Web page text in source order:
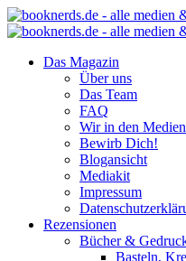
Das Magazin
Über uns
Das Team
FAQ
Wir in den Medien
Bewirb Dich!
Blogansicht
Mediakit
Impressum
Rezensionen
Bücher &
Basteln,